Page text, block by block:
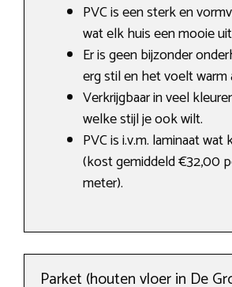
PVC is een sterk en
wat elk huis een mooie
Er is geen bijzonder
erg stil en het voelt warm
Verkrijgbaar in veel
welke stijl je ook wilt.
PVC is i.v.m. laminaat
(kost gemiddeld €32,00
meter).
Parket (houten vloer in De